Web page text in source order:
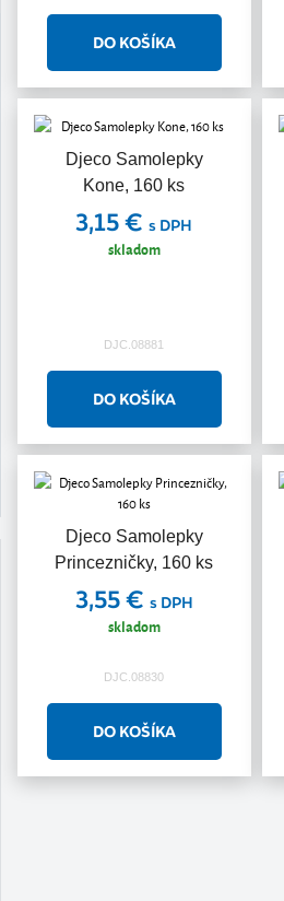
Djeco Samolepky
Kone, 160 ks
3,15 €s DPH
skladom
DJC.08881
Djeco Samolepky
Princezničky, 160 ks
3,55 € s DPH
skladom
DJC.08830